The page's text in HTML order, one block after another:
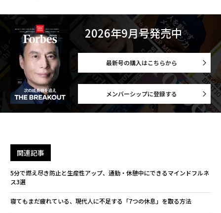
2026年9月号発売中
最新号の購入はこちらから
メンバーシップに登録する
関連記事
5分で燃え尽き防止と生産性アップ、通勤・休憩中にできるマインドフルネ
ス3選
寝てもまだ疲れている、現代人に不足する「7つの休息」を取る方法